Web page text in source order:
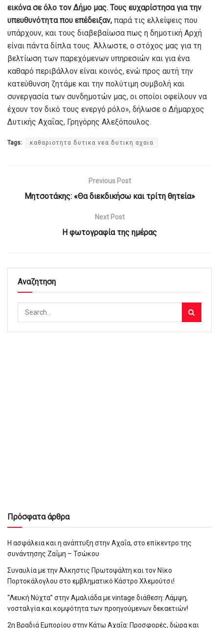
εικόνα σε όλο τον Δήμο μας. Τους ευχαρίστησα για την
υπευθυνότητα που επέδειξαν, παρά τις ελλείψεις που
υπάρχουν, και τους διαβεβαίωσα πως η δημοτική Αρχή
είναι πάντα δίπλα τους. Άλλωστε, ο στόχος μας για τη
βελτίωση των παρεχόμενων υπηρεσιών και για ένα
καθαρό περιβάλλον είναι κοινός, ενώ προς αυτή την
κατεύθυνση ζητάμε και την πολύτιμη συμβολή και
συνεργασία των συνδημοτών μας, οι οποίοι οφείλουν να
έχουν τον δικό τους ενεργό ρόλο», δήλωσε ο Δήμαρχος
Δυτικής Αχαΐας, Γρηγόρης Αλεξόπουλος.
Tags: καθαριοτητα δυτικα νεα δυτικη αχαια
Previous Post
Μητσοτάκης: «Θα διεκδικήσω και τρίτη θητεία»
Next Post
Η φωτογραφία της ημέρας
Αναζητηση
Πρόσφατα άρθρα
Η ασφάλεια και η ανάπτυξη στην Αχαΐα, στο επίκεντρο της
συνάντησης Ζαΐμη – Τσώκου
Συναυλία με την Άλκηστις Πρωτοψάλτη και τον Νίκο
Πορτοκάλογλου στο εμβληματικό Κάστρο Χλεμούτσι!
“Λευκή Νύχτα” στην Αμαλιάδα με vintage διάθεση: Λάμψη,
νοσταλγία και κομψότητα των προηγούμενων δεκαετιών!
2η Βραδιά Εμπορίου στην Κάτω Αχαΐα: Προσφορές, δώρα και